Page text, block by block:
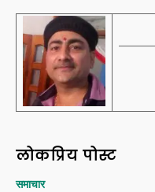
लोकप्रिय पोस्ट
समाचार